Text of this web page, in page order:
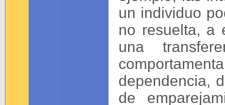
un individuo
no resuelta, a
una
dependencia,
de